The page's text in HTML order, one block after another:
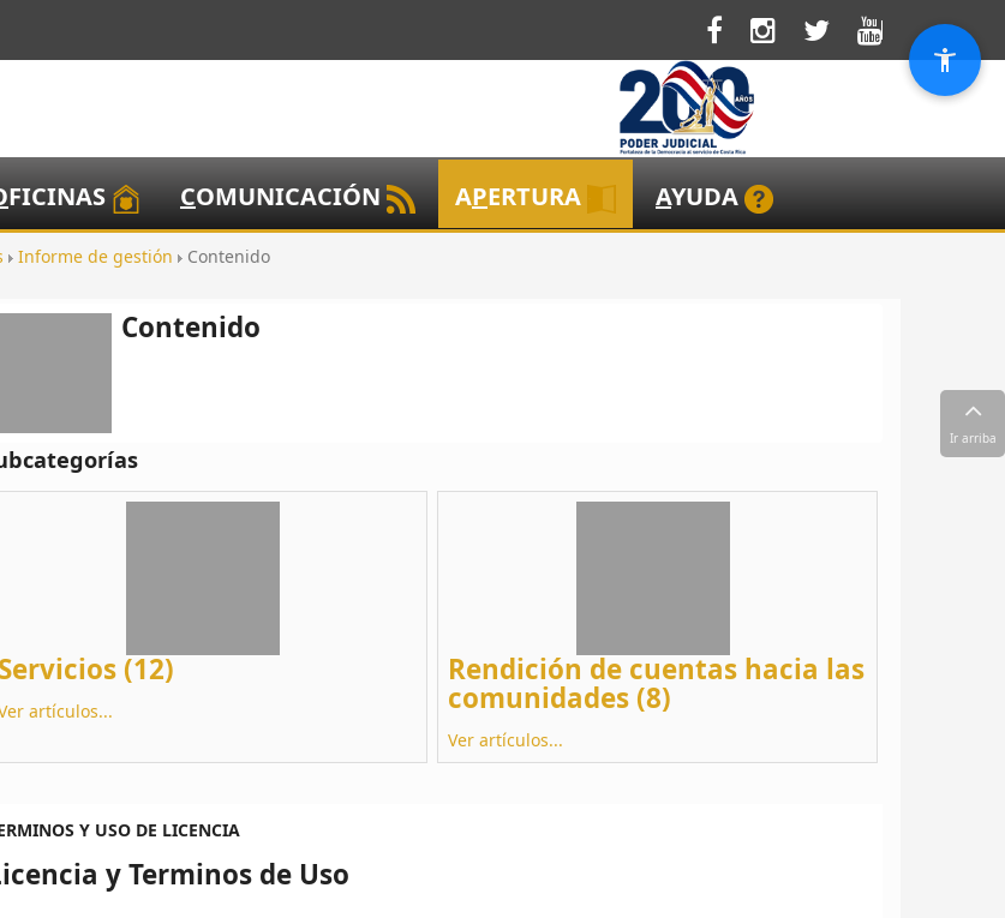
FICINAS COMUNICACIÓN APERTURA AYUDA
Informe de gestión Contenido
Contenido
Servicios (12)
artículos...
Rendición de cuentas hacia las
comunidades (8)
Ver artículos...
Y USO DE LICENCIA
y Terminos de Uso
Ir arriba